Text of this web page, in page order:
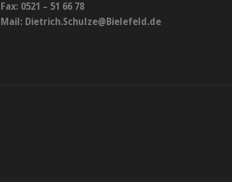
Fax: 0521 – 51 66 78
Mail: Dietrich.Schulze@Bielefeld.de